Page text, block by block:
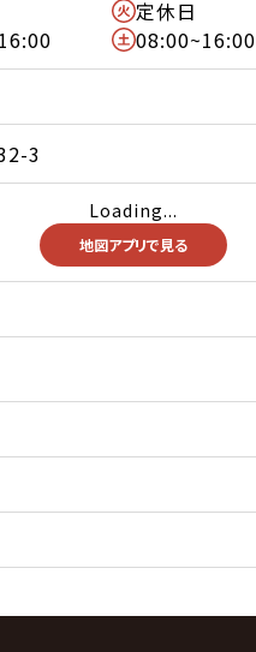
定休日
08:00~16:00
3
Loading...
地図アプリで見る